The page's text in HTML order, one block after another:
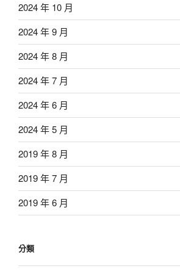
2024 年 10 月
2024 年 9 月
2024 年 8 月
2024 年 7 月
2024 年 6 月
2024 年 5 月
2019 年 8 月
2019 年 7 月
2019 年 6 月
分類